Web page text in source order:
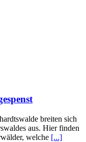
breiten sich
aus. Hier finden
welche [...]